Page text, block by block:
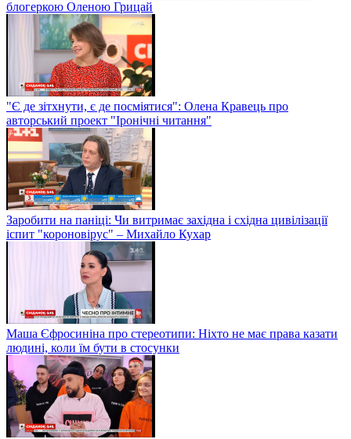
блогеркою Оленою Грицай
"Є де зітхнути, є де посміятися": Олена Кравець про
авторський проект "Іронічні читання"
Заробити на паніці: Чи витримає західна і східна цивілізації
іспит "короновірус" – Михайло Кухар
Маша Єфросиніна про стереотипи: Ніхто не має права казати
людині, коли їм бути в стосунки